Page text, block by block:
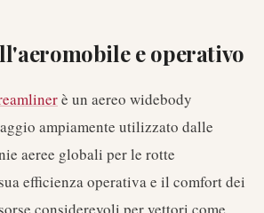
e operativo
è un aereo widebody
ampiamente utilizzato dalle
aeree globali per le rotte
efficienza operativa e il comfort dei